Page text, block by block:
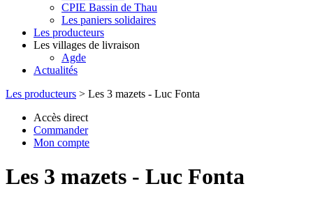
CPIE Bassin de Thau
Les paniers solidaires
Les producteurs
Les villages de livraison
Agde
Actualités
Les producteurs > Les 3 mazets - Luc Fonta
Accès direct
Commander
Mon compte
Les 3 mazets - Luc Fonta